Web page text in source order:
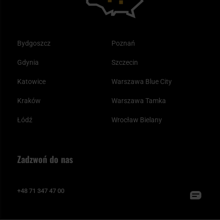
Bydgoszcz
Gdynia
Katowice
Kraków
Łódź
Poznań
Szczecin
Warszawa Blue City
Warszawa Tamka
Wrocław Bielany
Zadzwoń do nas
+48 71 347 47 00